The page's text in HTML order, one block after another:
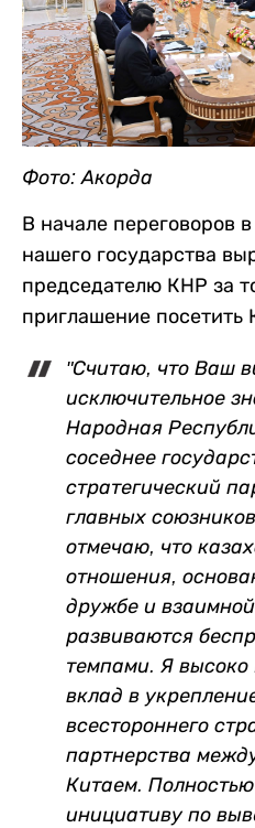
Фото: Акорда
В начале переговоров
нашего государства
председателю КНР за
приглашение посетить
"Считаю, что Ваш
исключительное
Народная
соседнее
стратегический
главных
отмечаю, что
отношения,
дружбе и
развиваются
темпами. Я
вклад в
всестороннего
партнерства
Китаем.
инициативу по